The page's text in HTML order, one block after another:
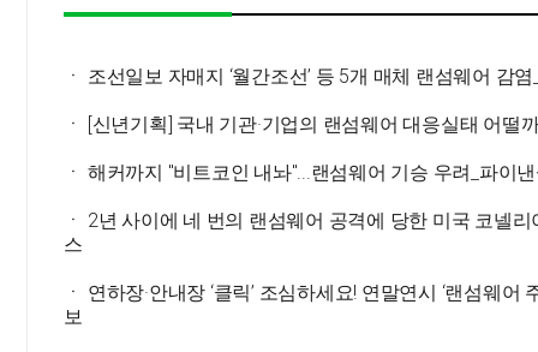
ㆍ 조선일보 자매지 ‘월간조선’ 등 5개 매체 랜섬웨어 감
ㆍ [신년기획] 국내 기관·기업의 랜섬웨어 대응실태 어떨
ㆍ 해커까지 "비트코인 내놔"...랜섬웨어 기승 우려_파이
ㆍ 2년 사이에 네 번의 랜섬웨어 공격에 당한 미국 코넬리
스
ㆍ 연하장·안내장 ‘클릭’ 조심하세요! 연말연시 ‘랜섬웨어
보